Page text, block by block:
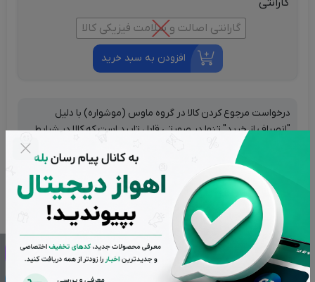
گارانتی اصالت و سلامت فیزیکی کالا
افزودن به سبد خرید
درخواست مرجوع کردن کالا در گروه ماوس (موشواره) با دلیل
"انصراف از خرید" تنها در صورتی قابل تایید است که کالا در شرایط
اولیه باشد (در صورت پلمپ بودن، کالا نباید باز شده باشد).
تضمین بهترین قیمت بازار
پشتیبانی از ساعت 9 تا 20 بجز ایام تعطیل
بازگشت وجه در صورت عدم رضایت
اصالت کالاها از برترین برندها
تحویل سریع در کمترین زمان ممکن